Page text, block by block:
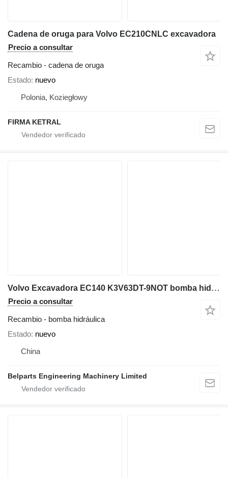
Cadena de oruga para Volvo EC210CNLC excavadora
Precio a consultar
Recambio - cadena de oruga
Estado nuevo
Polonia, Koziegłowy
FIRMA KETRAL
Volvo Excavadora EC140 K3V63DT-9NOT bomba hidráulica para Volvo excavadora
Precio a consultar
Recambio - bomba hidráulica
Estado nuevo
China
Belparts Engineering Machinery Limited